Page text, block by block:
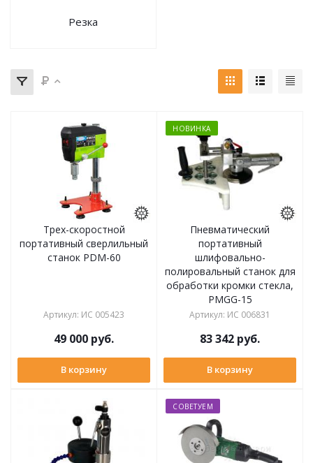
Резка
Трех-скоростной
портативный сверлильный
станок PDM-60
Артикул: ИС 005423
49 000 руб.
В корзину
НОВИНКА
Пневматический
портативный
шлифовально-
полировальный станок для
обработки кромки стекла,
PMGG-15
Артикул: ИС 006831
83 342 руб.
В корзину
СОВЕТУЕМ